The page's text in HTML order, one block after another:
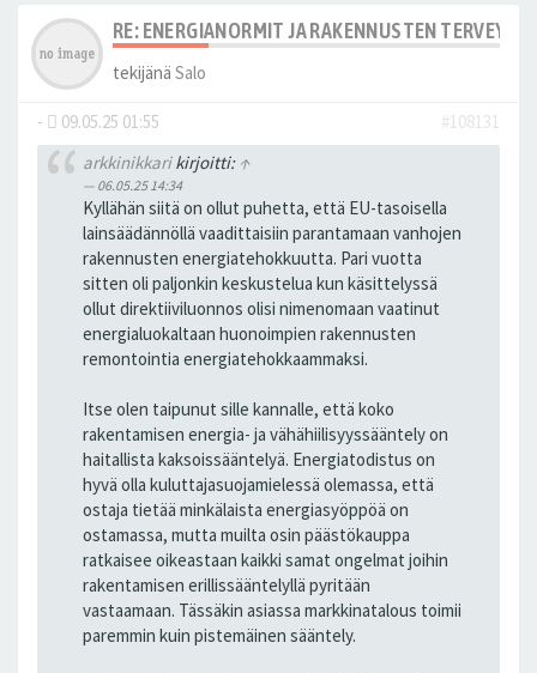
RE: ENERGIANORMIT JA RAKENNUSTEN TERVEYS
tekijänä Salo
- 09.05.25 01:55
#108131
arkkinikkarikirjoitti: ↑
06.05.25 14:34
Kyllähän siitä on ollut puhetta, että EU-tasoisella
lainsäädännöllä vaadittaisiin parantamaan vanhojen
rakennusten energiatehokkuutta. Pari vuotta
sitten oli paljonkin keskustelua kun käsittelyssä
ollut direktiiviluonnos olisi nimenomaan vaatinut
energialuokaltaan huonoimpien rakennusten
remontointia energiatehokkaammaksi.
Itse olen taipunut sille kannalle, että koko
rakentamisen energia- ja vähähiilisyyssääntely on
haitallista kaksoissääntelyä. Energiatodistus on
hyvä olla kuluttajasuojamielessä olemassa, että
ostaja tietää minkälaista energiasyöppöä on
ostamassa, mutta muilta osin päästökauppa
ratkaisee oikeastaan kaikki samat ongelmat joihin
rakentamisen erillissääntelyllä pyritään
vastaamaan. Tässäkin asiassa markkinatalous toimii
paremmin kuin pistemäinen sääntely.